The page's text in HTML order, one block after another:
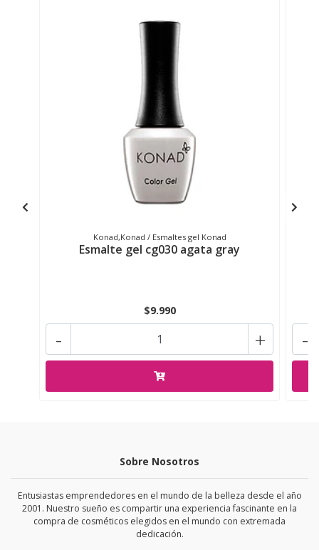
Konad,Konad / Esmaltes gel Konad
Esmalte gel cg030 agata gray
$9.990
+
- -
Sobre Nosotros
Entusiastas emprendedores en el mundo de la belleza desde el año
2001. Nuestro sueño es compartir una experiencia fascinante en la
compra de cosméticos elegidos en el mundo con extremada
dedicación.